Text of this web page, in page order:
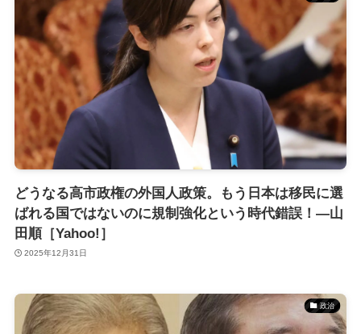
どうなる高市政権の外国人政策。もう日本は移民に選
ばれる国ではないのに規制強化という時代錯誤！―山
田順［Yahoo!］
2025年12月31日
政治